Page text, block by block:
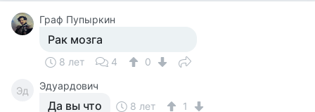
Граф Пупыркин
Рак мозга
8 лет 4 0
Эд Эдуардович
Да вы что 8 лет 1